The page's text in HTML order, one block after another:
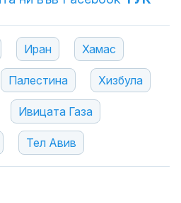
Иран Хамас
Палестина Хизбула
Ивицата Газа
Тел Авив